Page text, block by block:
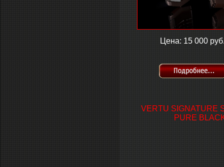
Цена: 15 000
VERTU SIGNATURE
PURE